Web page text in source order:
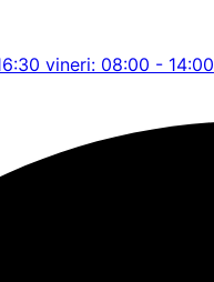
vineri: 08:00 - 14:00